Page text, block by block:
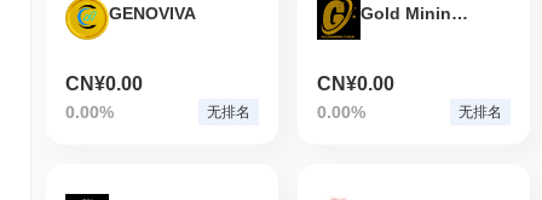
GENOVIVA
CN¥0.00
0.00% 无排名
Gold Mining Token
CN¥0.00
0.00% 无排名